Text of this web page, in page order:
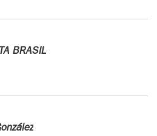
BRASIL